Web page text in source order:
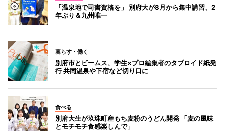
「温泉地で司書資格を」 別府大が8月から集中講習、2
年ぶり＆九州唯一
暮らす・働く
別府市とビームス、学生×プロ編集者のタブロイド紙発
行 共同温泉や下宿など切り口に
食べる
別府大生が玖珠町産もち麦粉のうどん開発 「麦の風味
とモチモチ食感楽しんで」